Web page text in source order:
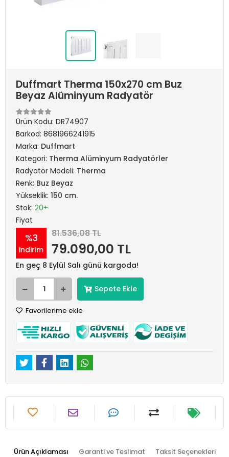
Duffmart Therma 150x270 cm Buz
Beyaz Alüminyum Radyatör
Ürün Kodu: DR74907
Barkod: 8681966241915
Marka: Duffmart
Kategori: Therma Alüminyum Radyatörler
Radyatör Modeli: Therma
Renk: Buz Beyaz
Yükseklik: 150 cm.
Stok: 20+
Fiyat
%3
indirim
81.536,08 TL
79.090,00 TL
En geç 8 Eylül Salı günü kargoda!
Sepete Ekle
Favorilerime ekle
Ürün Açıklaması Garanti ve Teslimat Taksit Seçenekleri